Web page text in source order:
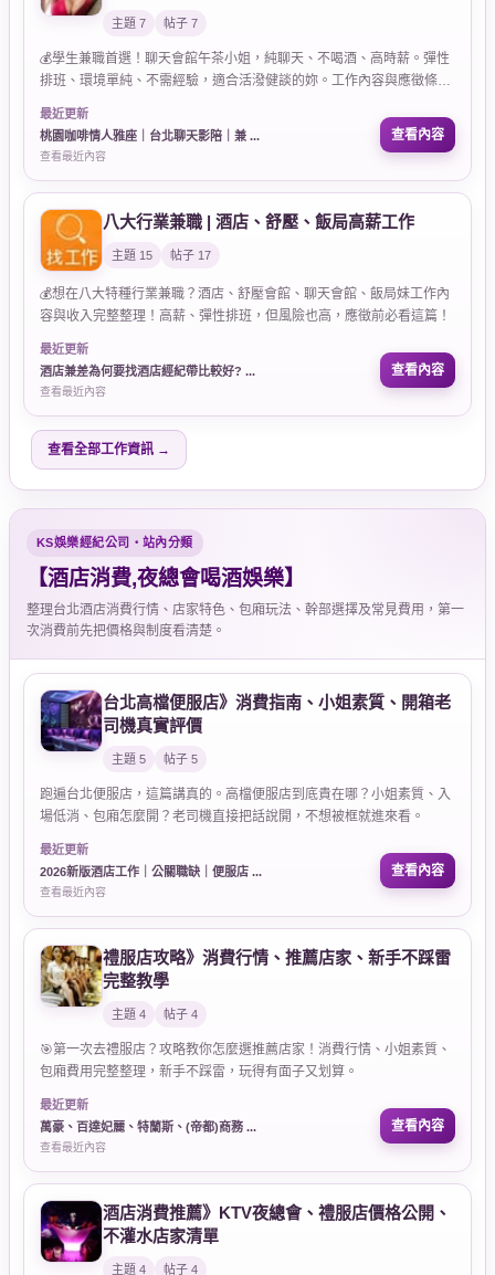
主題 7 帖子 7
💰學生兼職首選！聊天會館午茶小姐，純聊天、不喝酒、高時薪。彈性
排班、環境單純、不需經驗，適合活潑健談的妳。工作內容與應徵條件
完整公開！
最近更新
桃園咖啡情人雅座｜台北聊天影陪｜兼 ...
查看最近內容
查看內容
八大行業兼職 | 酒店、舒壓、飯局高薪工作
主題 15 帖子 17
💰想在八大特種行業兼職？酒店、舒壓會館、聊天會館、飯局妹工作內
容與收入完整整理！高薪、彈性排班，但風險也高，應徵前必看這篇！
最近更新
酒店兼差為何要找酒店經紀帶比較好? ...
查看最近內容
查看內容
查看全部工作資訊 →
KS娛樂經紀公司・站內分類
【酒店消費,夜總會喝酒娛樂】
整理台北酒店消費行情、店家特色、包廂玩法、幹部選擇及常見費用，第一
次消費前先把價格與制度看清楚。
台北高檔便服店》消費指南、小姐素質、開箱老
司機真實評價
主題 5 帖子 5
跑遍台北便服店，這篇講真的。高檔便服店到底貴在哪？小姐素質、入
場低消、包廂怎麼開？老司機直接把話說開，不想被框就進來看。
最近更新
2026新版酒店工作｜公關職缺｜便服店 ...
查看最近內容
查看內容
禮服店攻略》消費行情、推薦店家、新手不踩雷
完整教學
主題 4 帖子 4
🎯第一次去禮服店？攻略教你怎麼選推薦店家！消費行情、小姐素質、
包廂費用完整整理，新手不踩雷，玩得有面子又划算。
最近更新
萬豪、百達妃麗、特蘭斯、(帝都)商務 ...
查看最近內容
查看內容
酒店消費推薦》KTV夜總會、禮服店價格公開、
不灌水店家清單
主題 4 帖子 4